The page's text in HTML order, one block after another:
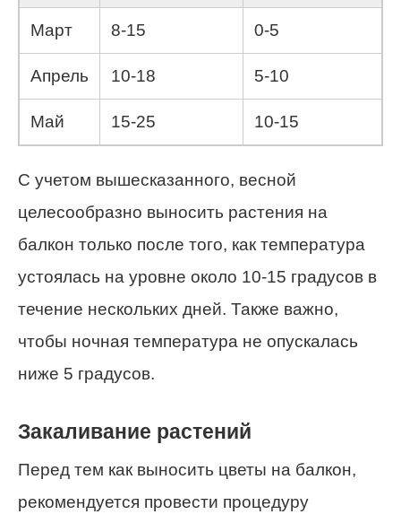
Март 8-15 0-5
Апрель 10-18 5-10
Май 15-25 10-15
С учетом вышесказанного, весной
целесообразно выносить растения на
балкон только после того, как температура
устоялась на уровне около 10-15 градусов в
течение нескольких дней. Также важно,
чтобы ночная температура не опускалась
ниже 5 градусов.
Закаливание растений
Перед тем как выносить цветы на балкон,
рекомендуется провести процедуру